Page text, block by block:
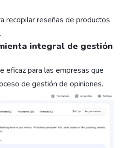
recopilar reseñas de productos
integral de gestión
eficaz para las empresas que
de gestión de opiniones.